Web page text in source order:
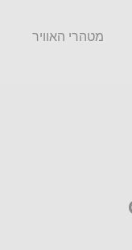
מטהרי האוויר